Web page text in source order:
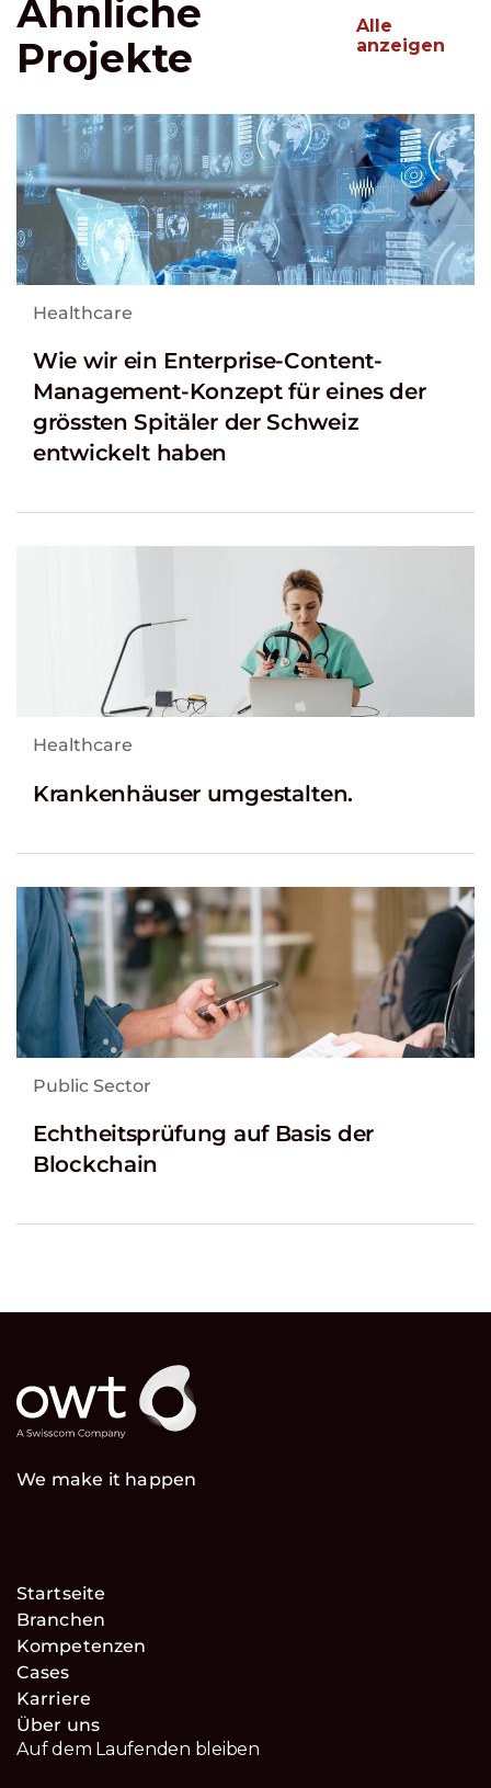
Ähnliche
Projekte
Alle
anzeigen
Healthcare
Wie wir ein Enterprise-Content-
Management-Konzept für eines der
grössten Spitäler der Schweiz
entwickelt haben
Healthcare
Krankenhäuser umgestalten.
Public Sector
Echtheitsprüfung auf Basis der
Blockchain
We make it happen
Startseite
Branchen
Kompetenzen
Cases
Karriere
Über uns
Auf dem Laufenden bleiben